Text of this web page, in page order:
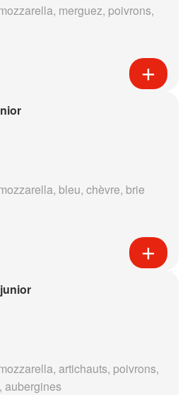
merguez, poivrons,
bleu, chèvre, brie
artichauts, poivrons,
aubergines